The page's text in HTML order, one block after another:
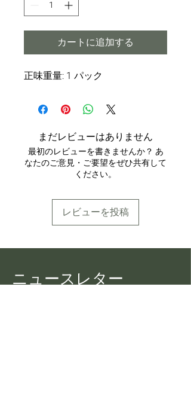
カートに追加する
正味重量: 1 パック
まだレビューはありません
最初のレビューを書きませんか？ あ
なたのご意見・ご要望をぜひ共有して
ください。
レビューを投稿
ニュースレター